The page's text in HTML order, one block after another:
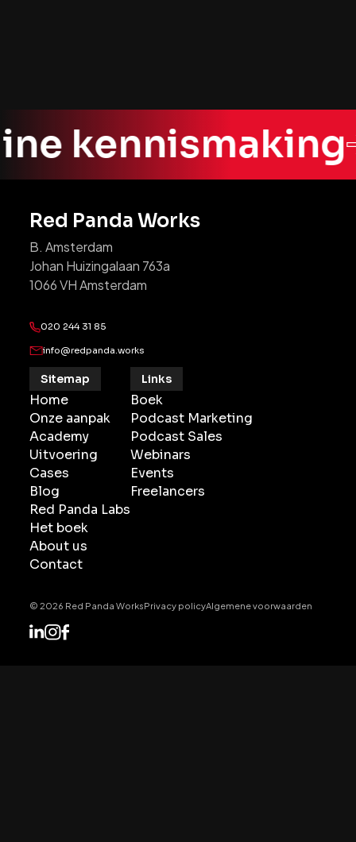
kennismaking
Red Panda Works
B. Amsterdam
Johan Huizingalaan 763a
1066 VH Amsterdam
020 244 31 85
info@redpanda.works
Sitemap
Home
Onze aanpak
Academy
Uitvoering
Cases
Blog
Red Panda Labs
Het boek
About us
Contact
Links
Boek
Podcast Marketing
Podcast Sales
Webinars
Events
Freelancers
© 2026 Red Panda WorksPrivacy policyAlgemene voorwaarden